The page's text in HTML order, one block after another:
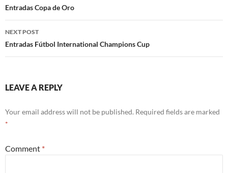
navigation
Entradas Copa de Oro
NEXT POST
Entradas Fútbol International Champions Cup
LEAVE A REPLY
Your email address will not be published. Required fields are marked
*
Comment *